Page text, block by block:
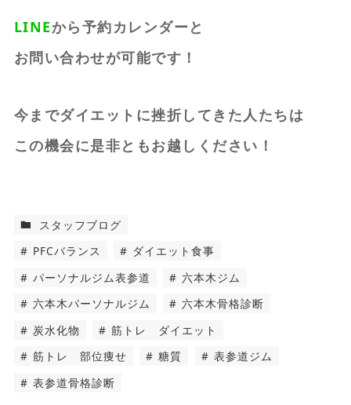
LINEから予約カレンダーと
お問い合わせが可能です！
今までダイエットに挫折してきた人たちは
この機会に是非ともお越しください！
スタッフブログ
PFCバランス
ダイエット食事
パーソナルジム表参道
六本木ジム
六本木パーソナルジム
六本木骨格診断
炭水化物
筋トレ ダイエット
筋トレ 部位痩せ
糖質
表参道ジム
表参道骨格診断